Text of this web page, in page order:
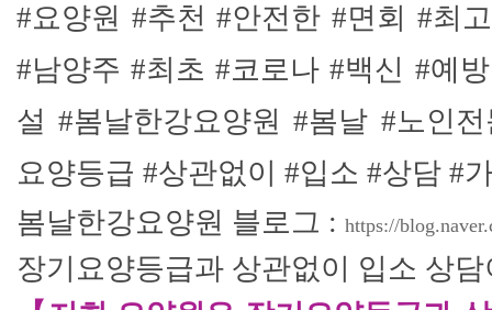
#요양원 #추천 #안전한 #면회 #최
#남양주 #최초 #코로나 #백신 #예
설 #봄날한강요양원 #봄날 #노인
요양등급 #상관없이 #입소 #상담 #
봄날한강요양원 블로그 : https://
장기요양등급과 상관없이 입소 상